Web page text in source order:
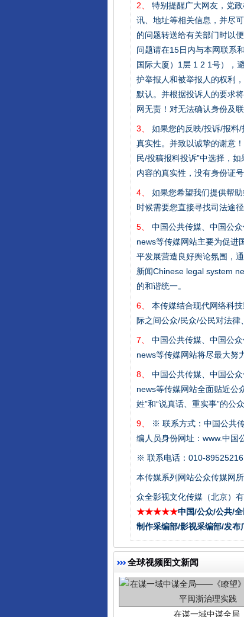
2、
特别提醒广大网友，党
讯、地址等相关信息，并尽
的问题转送给有关部门时以
问题请在15日内与本网联系
国际大厦）1层 1 2 1号），
护举报人和被举报人的权利
默认。并根据投诉人的要求
网无责！对无法确认身份及
3、
如果您的反映/投诉/报料
真实性。并致以诚挚的谢意
民/投稿报料投诉”中选择，
内容的真实性，没有身份证
4、
如果您希望我们提供帮
时候需要您直接寻找司法途
5、
中国公共传媒、中国公
news等传媒网站主要为促进
平发展营造良好舆论氛围，
新闻Chinese legal system
的和谐统一。
6、
本传媒结合现代网络科
际之间公众/民众/公民对法律
7、
中国公共传媒、中国公
news等传媒网站将尽最大努
8、
中国公共传媒、中国公
news等传媒网站全面贴近公
姓”和“说真话、重实事”的公
9、
※ 联系方式：中国公共
编人员身份网址：www.中国
※ 联系电话：010-89525216
本传媒系列网站公众传媒网
众全影视文化传媒（北京）
★★★★★中国/公众/公共/
制作采编部/影视采编部/发布
全球视频图文新闻
网上购药对药下症？
在谋一域中谋全局